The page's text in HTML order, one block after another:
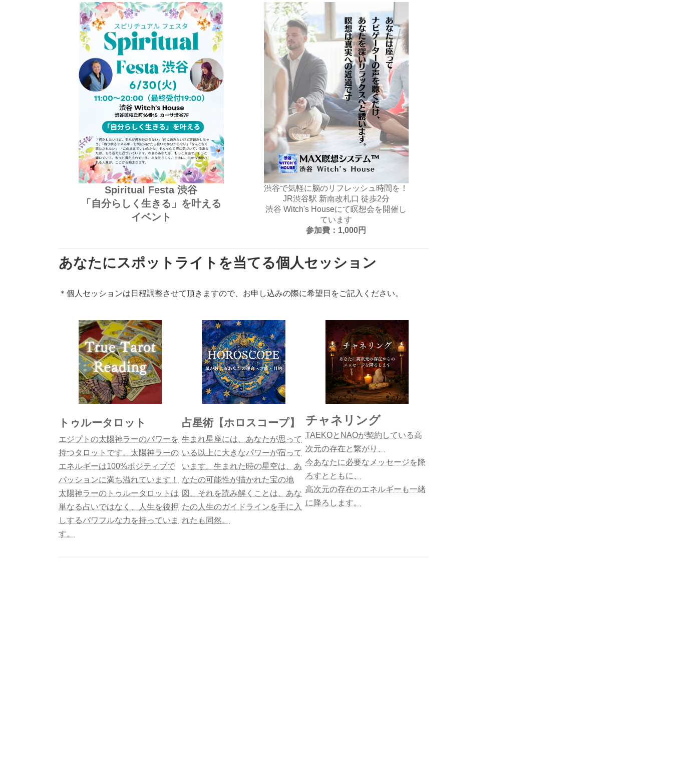
Spiritual Festa 渋谷
「自分らしく生きる」を叶える
イベント
渋谷で気軽に脳のリフレッシュ時間を！
JR渋谷駅 新南改札口 徒歩2分
渋谷 Witch's Houseにて瞑想会を開催し
ています
参加費：1,000円
あなたにスポットライトを当てる個人セッション
＊個人セッションは日程調整させて頂きますので、お申し込みの際に希望日をご記入ください。
トゥルータロット
エジプトの太陽神ラーのパワーを
持つタロットです。太陽神ラーの
エネルギーは100%ポジティブで
パッションに満ち溢れています！
太陽神ラーのトゥルータロットは
単なる占いではなく、人生を後押
しするパワフルな力を持っていま
す。
占星術【ホロスコープ】
生まれ星座には、あなたが思って
いる以上に大きなパワーが宿って
います。生まれた時の星空は、あ
なたの可能性が描かれた宝の地
図。それを読み解くことは、あな
たの人生のガイドラインを手に入
れたも同然。
チャネリング
TAEKOとNAOが契約している高
次元の存在と繋がり、
今あなたに必要なメッセージを降
ろすとともに、
高次元の存在のエネルギーも一緒
に降ろします。